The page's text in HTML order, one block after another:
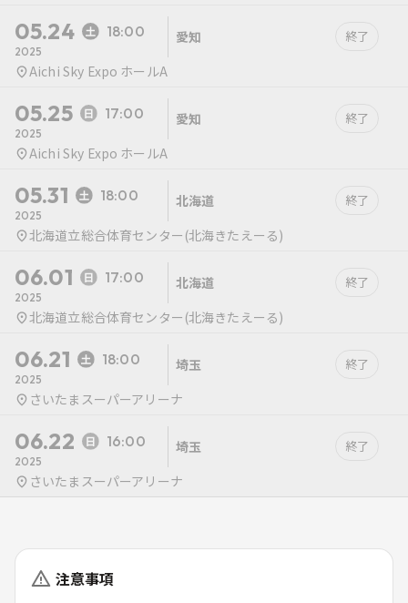
05.24 18:00
2025
愛知 終了
Aichi Sky Expo ホールA
05.25 17:00
2025
愛知 終了
Aichi Sky Expo ホールA
05.31 18:00
2025
北海道 終了
北海道立総合体育センター(北海きたえーる)
06.01 17:00
2025
北海道 終了
北海道立総合体育センター(北海きたえーる)
06.21 18:00
2025
埼玉 終了
さいたまスーパーアリーナ
06.22 16:00
2025
埼玉 終了
さいたまスーパーアリーナ
注意事項